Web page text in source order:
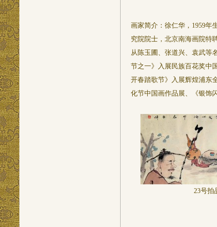
画家简介：徐仁华，1959年
究院院士，北京南海画院特
从陈玉圃、张道兴、袁武等
节之一》入展民族百花奖中
开春踏歌节》入展辉煌浦东
化节中国画作品展、《银饰
23号拍